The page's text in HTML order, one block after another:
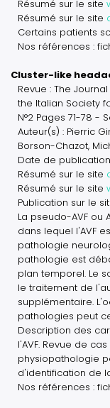
Résumé sur le site
Résumé sur le site
Certains patients
Nos références :
Cluster-like
Revue : The
the Italian Society
N°2 Pages 71-78 -
Auteur(s) : Pierric
Borson-Chazot,
Date de
Résumé sur le site
Résumé sur le site
Publication sur le
La pseudo-AVF ou
dans lequel l'AVF
pathologie
pathologie est
plan temporel. Le
le traitement de
supplémentaire.
pathologies peut
Description des
l'AVF. Revue de
physiopathologie
d'identification de
Nos références :